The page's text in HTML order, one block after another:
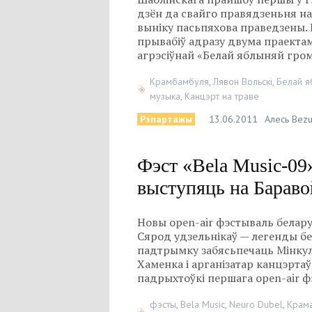
дзён да свайго правядзеньня
выніку пасьпяхова праведзены.
прывабіў адразу двума
агрэсіўнай «Белай яблыняй
Крамбамбуля,Лявон Вольскі, Белай
музыка, Канцэрт на траве
Рэпартажы
13.06.2011 Алесь
Фэст «Bela Music-
выступяць на
Новы open-air фэстываль
Сярод удзельнікаў — легенды
падтрымку забясьпечаць
Хаменка і арганізатар
падрыхтоўкі першага open-air
фэсты, Bela Music, Neuro Dubel,